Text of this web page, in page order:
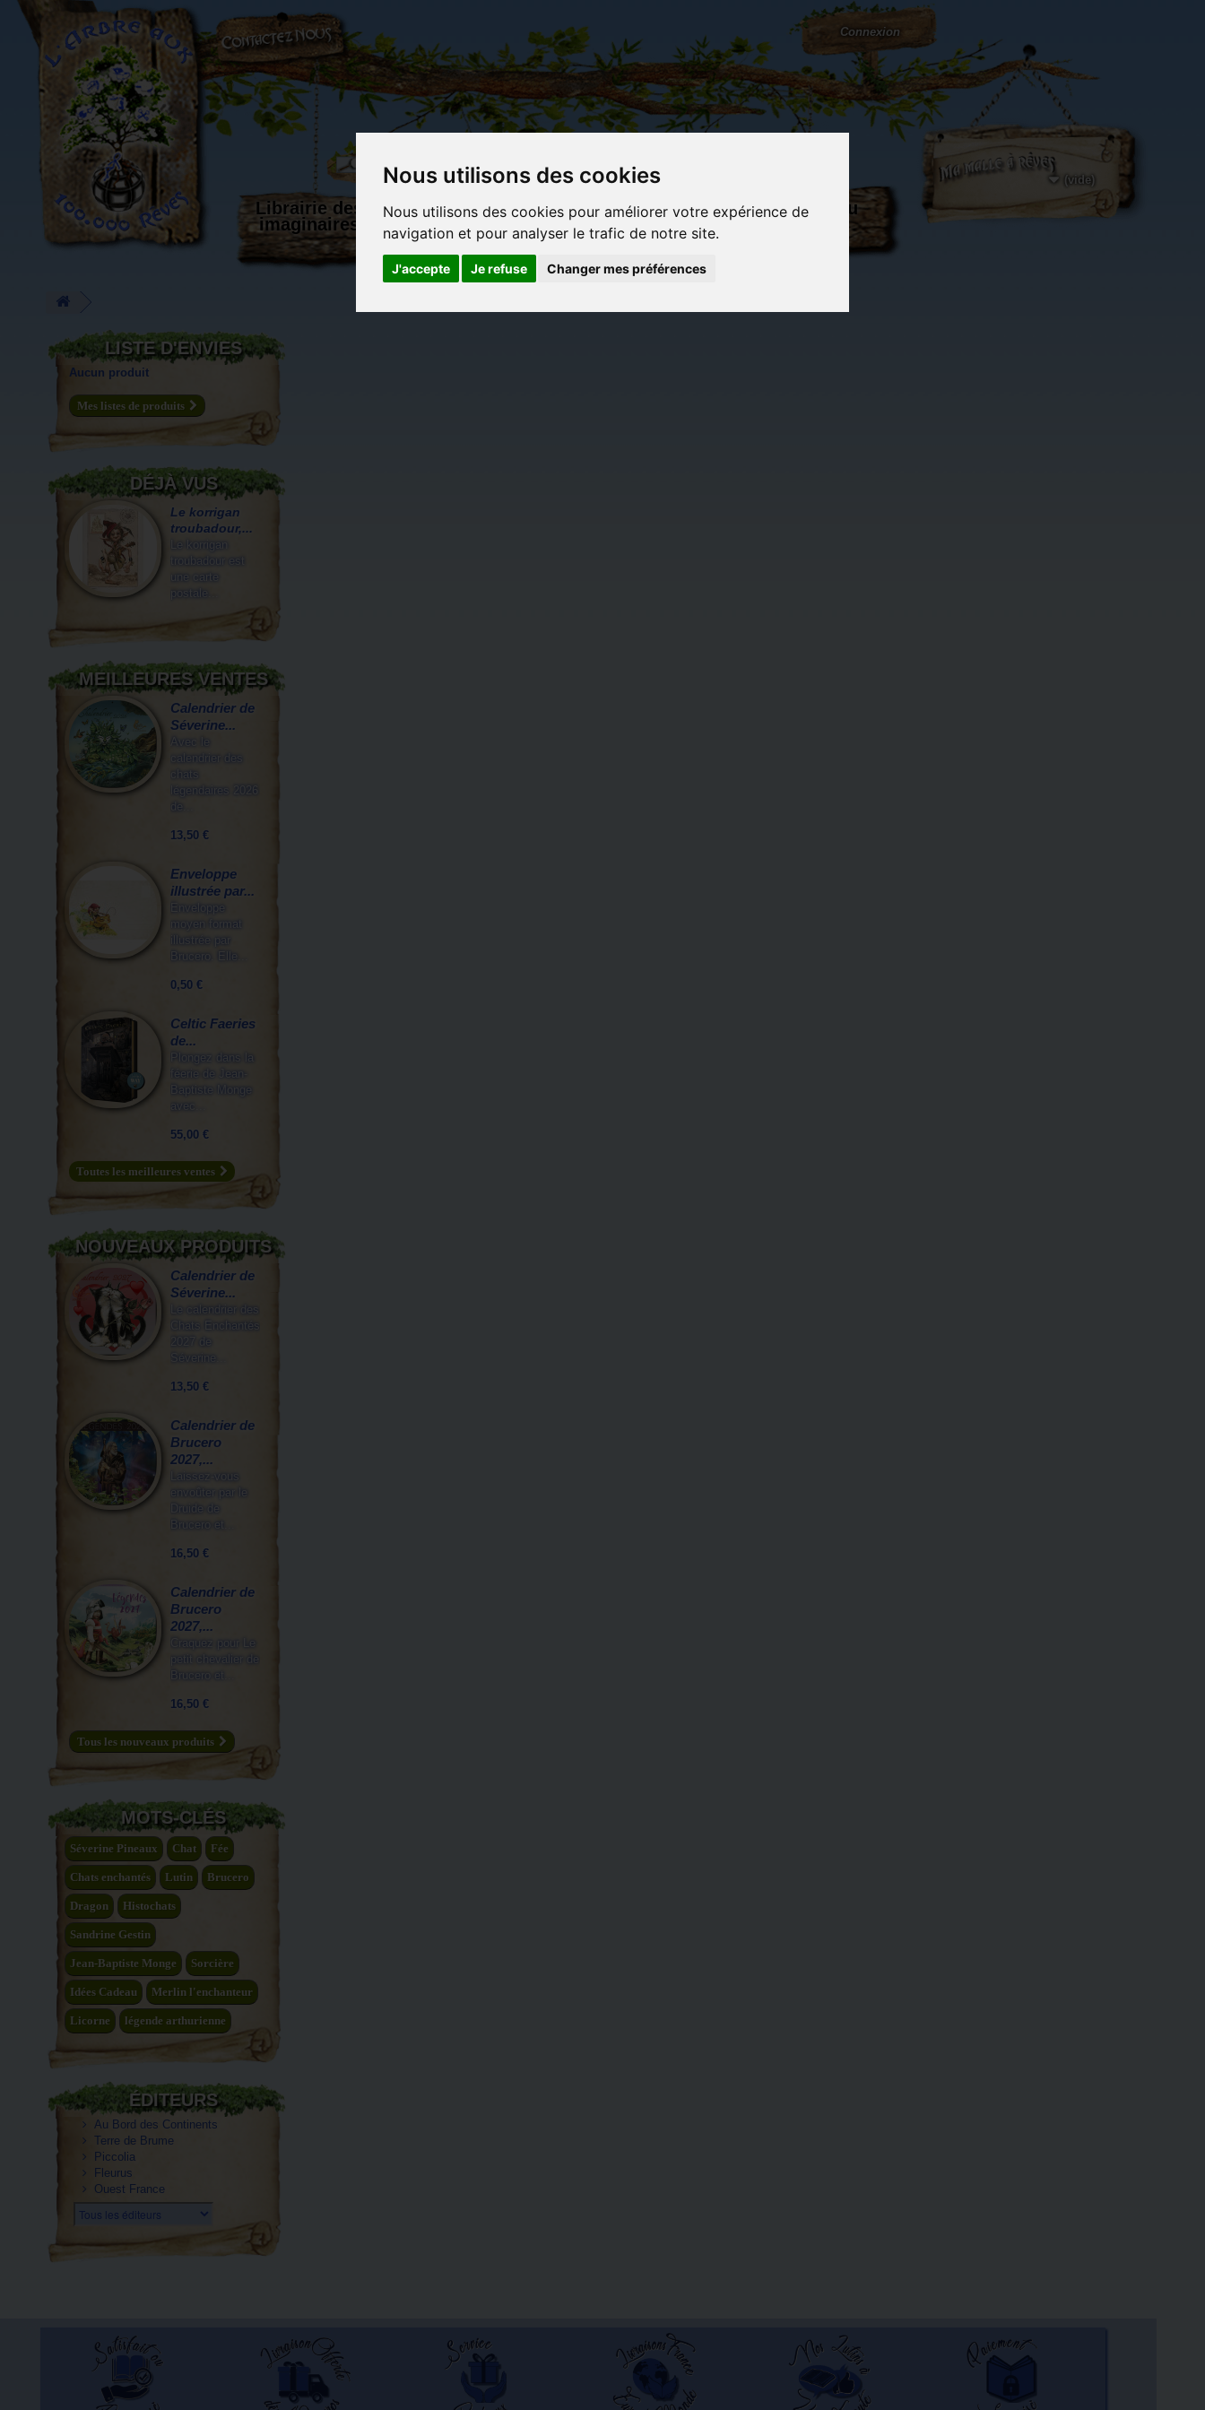
Nous utilisons des cookies
Nous utilisons des cookies pour améliorer votre expérience de
navigation et pour analyser le trafic de notre site.
J'accepte Je refuse Changer mes préférences
L'Arbre aux 100.000 Rêves
Connexion
(vide)
Librairie des
imaginaires
Carterie
papeterie
originale
Activités
manuelles,
détente et
Objets déco et
cadeaux
originaux
Du côté du
blog...
LISTE D'ENVIES
Aucun produit
Mes listes de produits
DÉJÀ VUS
Le korrigan
troubadour,...
Le korrigan
troubadour est
une carte
postale...
MEILLEURES VENTES
Calendrier de
Séverine...
Avec le
calendrier des
chats
légendaires 2026
de...
13,50 €
Enveloppe
illustrée par...
Enveloppe
moyen format
illustrée par
Brucero. Elle...
0,50 €
Celtic Faeries
de...
Plongez dans la
féerie de Jean-
Baptiste Monge
avec...
55,00 €
Toutes les meilleures ventes
NOUVEAUX PRODUITS
Calendrier de
Séverine...
Le calendrier des
Chats Enchantés
2027 de
Séverine...
13,50 €
Calendrier de
Brucero
2027,...
Laissez-vous
envoûter par le
Druide de
Brucero et...
16,50 €
Calendrier de
Brucero
2027,...
Craquez pour Le
petit chevalier de
Brucero et...
16,50 €
Tous les nouveaux produits
MOTS-CLÉS
Séverine Pineaux Chat Fée
Chats enchantés Lutin Brucero
Dragon Histochats
Sandrine Gestin
Jean-Baptiste Monge Sorcière
Idées Cadeau Merlin l'enchanteur
Licorne légende arthurienne
ÉDITEURS
Au Bord des Continents
Terre de Brume
Piccolia
Fleurus
Ouest France
Tous les éditeurs